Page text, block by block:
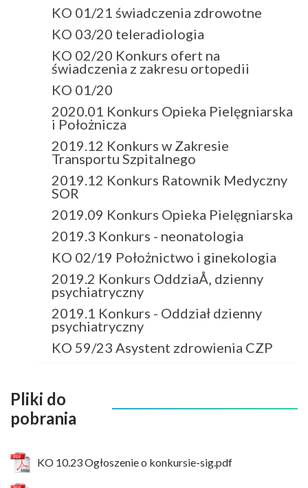
KO 01/21 świadczenia zdrowotne
KO 03/20 teleradiologia
KO 02/20 Konkurs ofert na
świadczenia z zakresu ortopedii
KO 01/20
2020.01 Konkurs Opieka Pielęgniarska
i Położnicza
2019.12 Konkurs w Zakresie
Transportu Szpitalnego
2019.12 Konkurs Ratownik Medyczny
SOR
2019.09 Konkurs Opieka Pielęgniarska
2019.3 Konkurs - neonatologia
KO 02/19 Położnictwo i ginekologia
2019.2 Konkurs OddziaÅ‚ dzienny
psychiatryczny
2019.1 Konkurs - Oddział dzienny
psychiatryczny
KO 59/23 Asystent zdrowienia CZP
Pliki do
pobrania
KO 10.23 Ogłoszenie o konkursie-sig.pdf